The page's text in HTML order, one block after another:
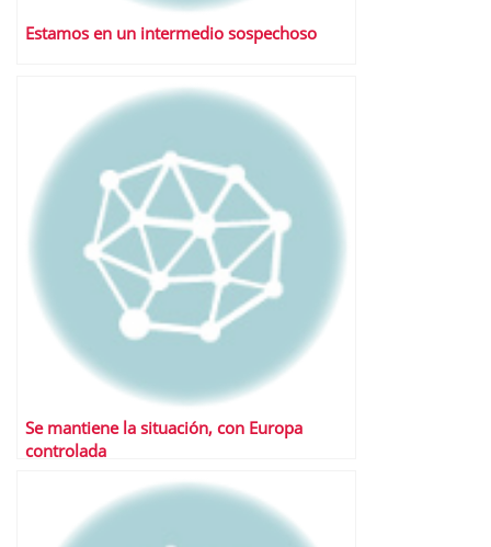
Estamos en un intermedio sospechoso
Se mantiene la situación, con Europa
controlada